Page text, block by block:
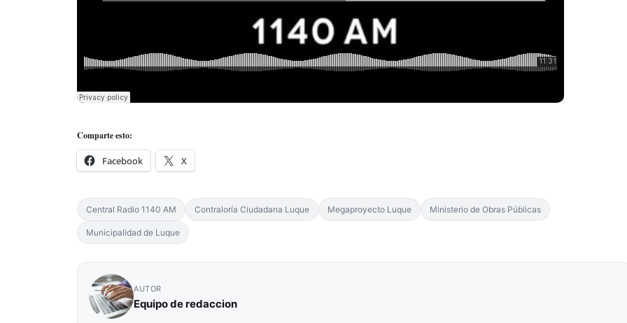
Comparte esto:
Facebook X
Central Radio 1140 AM Contraloría Ciudadana Luque Megaproyecto Luque Ministerio de Obras Públicas
Municipalidad de Luque
AUTOR
Equipo de redaccion